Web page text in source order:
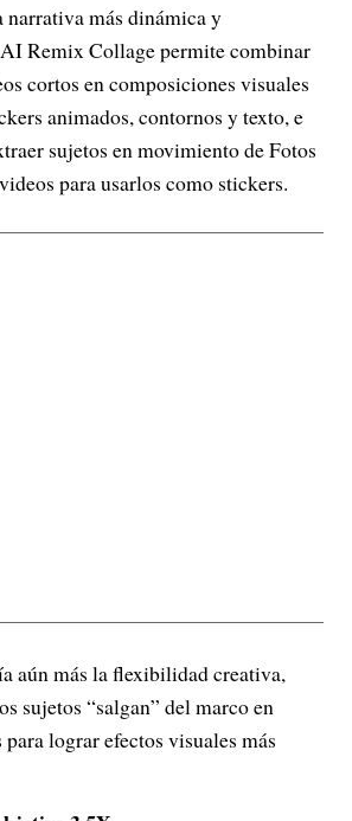
narrativa más dinámica y
Remix Collage permite combinar
cortos en composiciones visuales
animados, contornos y texto, e
sujetos en movimiento de Fotos
para usarlos como stickers.
aún más la flexibilidad creativa,
sujetos “salgan” del marco en
lograr efectos visuales más